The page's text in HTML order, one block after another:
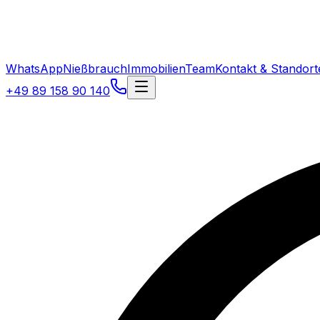
WhatsAppNießbrauchImmobilienTeamKontakt &
+49 89 158 90 140